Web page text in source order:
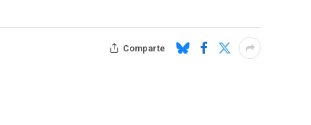
Comparte